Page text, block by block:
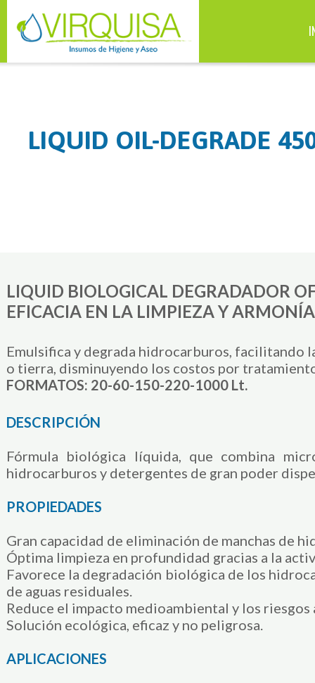
Emulsifica y degrada hidrocarburos, facilitando
o tierra, disminuyendo los costos por
FORMATOS: 20-60-150-220-1000 Lt.
LIQUID OIL-DEGRADE
LIQUID BIOLOGICAL DEGRADADOR
EFICACIA EN LA LIMPIEZA Y
DESCRIPCIÓN
Fórmula biológica líquida, que combina
hidrocarburos y detergentes de gran poder
PROPIEDADES
Gran capacidad de eliminación de manchas de
Óptima limpieza en profundidad gracias a la
Favorece la degradación biológica de los
de aguas residuales.
Reduce el impacto medioambiental y los
Solución ecológica, eficaz y no peligrosa.
APLICACIONES